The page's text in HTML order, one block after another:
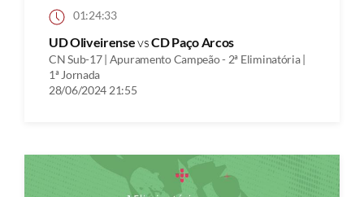
01:24:33
UD OliveirensevsCD Paço Arcos
CN Sub-17 | Apuramento Campeão - 2ª Eliminatória |
1ª Jornada
28/06/2024 21:55